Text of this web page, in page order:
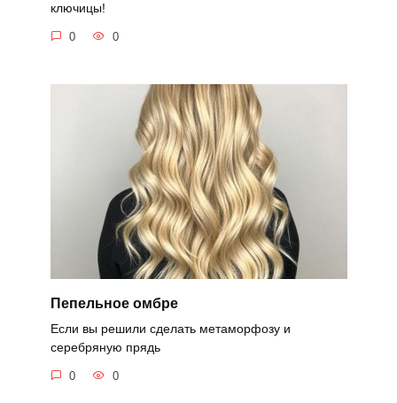
ключицы!
0 0
Пепельное омбре
Если вы решили сделать метаморфозу и
серебряную прядь
0 0